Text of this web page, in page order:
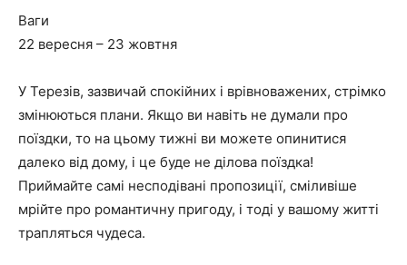
Ваги
22 вересня – 23 жовтня
У Терезів, зазвичай спокійних і врівноважених, стрімко
змінюються плани. Якщо ви навіть не думали про
поїздки, то на цьому тижні ви можете опинитися
далеко від дому, і це буде не ділова поїздка!
Приймайте самі несподівані пропозиції, сміливіше
мрійте про романтичну пригоду, і тоді у вашому житті
трапляться чудеса.